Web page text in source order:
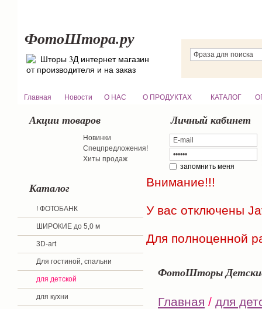
ФотоШтора.ру
Шторы 3Д интернет магазин
от производителя и на заказ
Главная Новости О НАС О ПРОДУКТАХ КАТАЛОГ
Акции товаров
Новинки
Спецпредложения!
Хиты продаж
Личный кабинет
запомнить меня
Каталог
! ФОТОБАНК
ШИРОКИЕ до 5,0 м
3D-art
Для гостиной, спальни
для детской
для кухни
Внимание!!!
У вас отключены
Для полноценной
ФотоШторы
Главная / для